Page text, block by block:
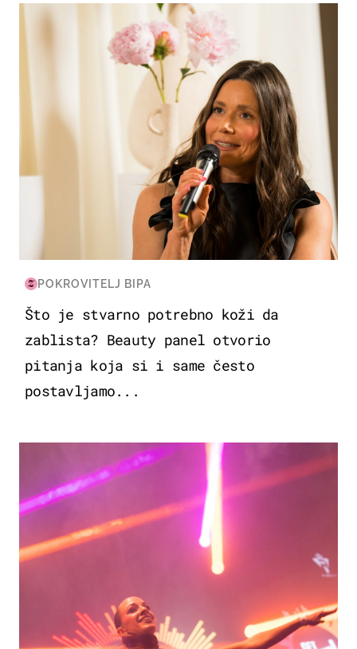
MODA & LJEPOTA
POKROVITELJ BIPA
Što je stvarno potrebno koži da
zablista? Beauty panel otvorio
pitanja koja si i same često
postavljamo...
KULTURA & ZABAVA